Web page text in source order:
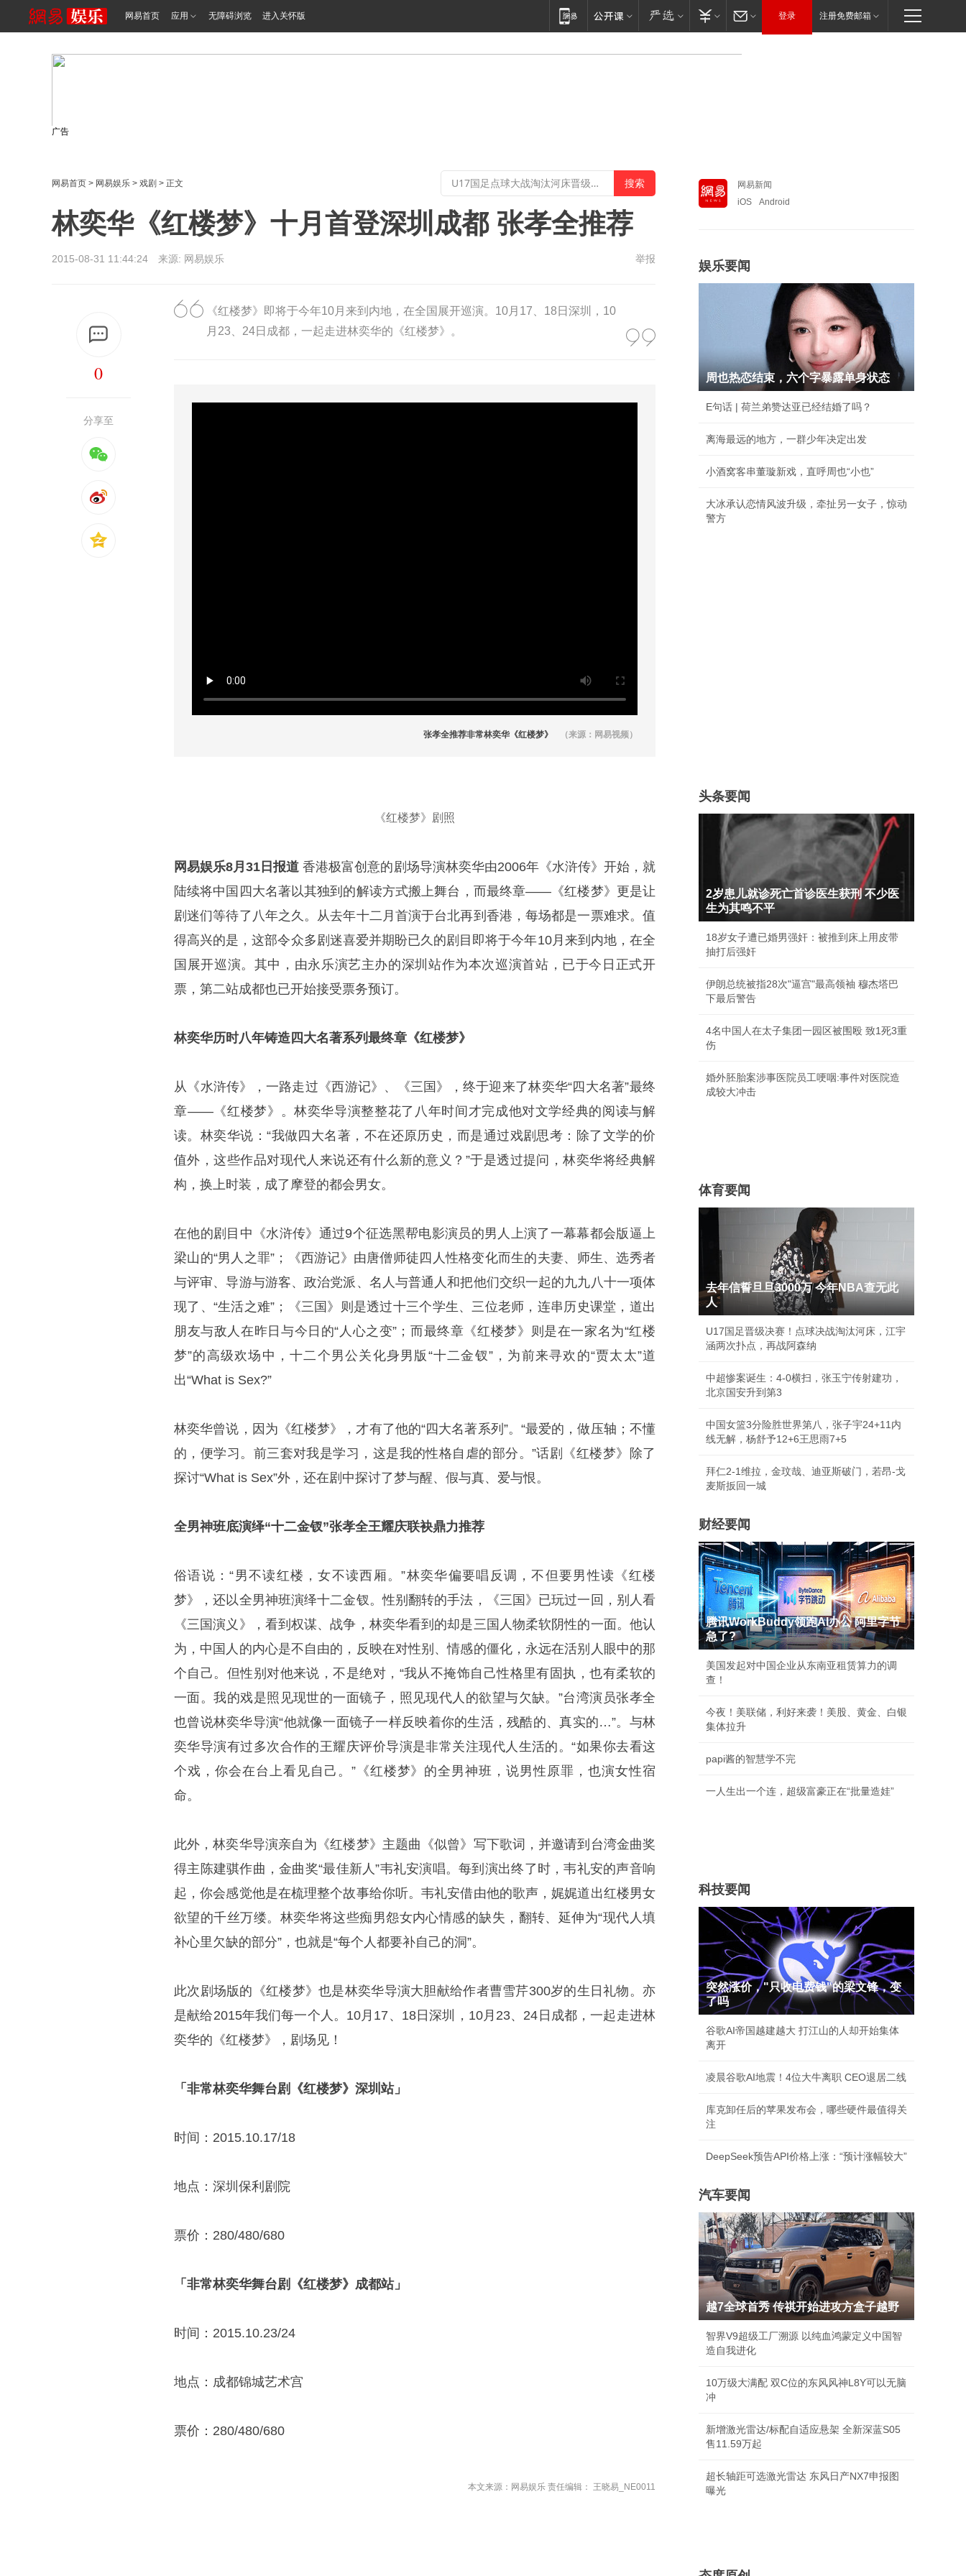
网易首页 应用 无障碍浏览 进入关怀版 登录 注册免费邮箱
广告
网易首页 > 网易娱乐 > 戏剧 > 正文
林奕华《红楼梦》十月首登深圳成都 张孝全推荐
2015-08-31 11:44:24 来源: 网易娱乐 举报
0
分享至
《红楼梦》即将于今年10月来到内地，在全国展开巡演。10月17、18日深圳，10
月23、24日成都，一起走进林奕华的《红楼梦》。
张孝全推荐非常林奕华《红楼梦》 （来源：网易视频）
《红楼梦》剧照
网易娱乐8月31日报道 香港极富创意的剧场导演林奕华由2006年《水浒传》开始，就
陆续将中国四大名著以其独到的解读方式搬上舞台，而最终章——《红楼梦》更是让
剧迷们等待了八年之久。从去年十二月首演于台北再到香港，每场都是一票难求。值
得高兴的是，这部令众多剧迷喜爱并期盼已久的剧目即将于今年10月来到内地，在全
国展开巡演。其中，由永乐演艺主办的深圳站作为本次巡演首站，已于今日正式开
票，第二站成都也已开始接受票务预订。
林奕华历时八年铸造四大名著系列最终章《红楼梦》
从《水浒传》，一路走过《西游记》、《三国》，终于迎来了林奕华“四大名著”最终
章——《红楼梦》。林奕华导演整整花了八年时间才完成他对文学经典的阅读与解
读。林奕华说：“我做四大名著，不在还原历史，而是通过戏剧思考：除了文学的价
值外，这些作品对现代人来说还有什么新的意义？”于是透过提问，林奕华将经典解
构，换上时装，成了摩登的都会男女。
在他的剧目中《水浒传》通过9个征选黑帮电影演员的男人上演了一幕幕都会版逼上
梁山的“男人之罪”；《西游记》由唐僧师徒四人性格变化而生的夫妻、师生、选秀者
与评审、导游与游客、政治党派、名人与普通人和把他们交织一起的九九八十一项体
现了、“生活之难”；《三国》则是透过十三个学生、三位老师，连串历史课堂，道出
朋友与敌人在昨日与今日的“人心之变”；而最终章《红楼梦》则是在一家名为“红楼
梦”的高级欢场中，十二个男公关化身男版“十二金钗”，为前来寻欢的“贾太太”道
出“What is Sex?”
林奕华曾说，因为《红楼梦》，才有了他的“四大名著系列”。“最爱的，做压轴；不懂
的，便学习。前三套对我是学习，这是我的性格自虐的部分。”话剧《红楼梦》除了
探讨“What is Sex”外，还在剧中探讨了梦与醒、假与真、爱与恨。
全男神班底演绎“十二金钗”张孝全王耀庆联袂鼎力推荐
俗语说：“男不读红楼，女不读西厢。”林奕华偏要唱反调，不但要男性读《红楼
梦》，还以全男神班演绎十二金钗。性别翻转的手法，《三国》已玩过一回，别人看
《三国演义》，看到权谋、战争，林奕华看到的却是三国人物柔软阴性的一面。他认
为，中国人的内心是不自由的，反映在对性别、情感的僵化，永远在活别人眼中的那
个自己。但性别对他来说，不是绝对，“我从不掩饰自己性格里有固执，也有柔软的
一面。我的戏是照见现世的一面镜子，照见现代人的欲望与欠缺。”台湾演员张孝全
也曾说林奕华导演“他就像一面镜子一样反映着你的生活，残酷的、真实的…”。与林
奕华导演有过多次合作的王耀庆评价导演是非常关注现代人生活的。“如果你去看这
个戏，你会在台上看见自己。”《红楼梦》的全男神班，说男性原罪，也演女性宿
命。
此外，林奕华导演亲自为《红楼梦》主题曲《似曾》写下歌词，并邀请到台湾金曲奖
得主陈建骐作曲，金曲奖“最佳新人”韦礼安演唱。每到演出终了时，韦礼安的声音响
起，你会感觉他是在梳理整个故事给你听。韦礼安借由他的歌声，娓娓道出红楼男女
欲望的千丝万缕。林奕华将这些痴男怨女内心情感的缺失，翻转、延伸为“现代人填
补心里欠缺的部分”，也就是“每个人都要补自己的洞”。
此次剧场版的《红楼梦》也是林奕华导演大胆献给作者曹雪芹300岁的生日礼物。亦
是献给2015年我们每一个人。10月17、18日深圳，10月23、24日成都，一起走进林
奕华的《红楼梦》，剧场见！
「非常林奕华舞台剧《红楼梦》深圳站」
时间：2015.10.17/18
地点：深圳保利剧院
票价：280/480/680
「非常林奕华舞台剧《红楼梦》成都站」
时间：2015.10.23/24
地点：成都锦城艺术宫
票价：280/480/680
本文来源：网易娱乐 责任编辑： 王晓易_NE0011
网易新闻
iOS
Android
娱乐要闻
周也热恋结束，六个字暴露单身状态
E句话 | 荷兰弟赞达亚已经结婚了吗？
离海最远的地方，一群少年决定出发
小酒窝客串董璇新戏，直呼周也“小也”
大冰承认恋情风波升级，牵扯另一女子，惊动
警方
头条要闻
2岁患儿就诊死亡首诊医生获刑 不少医
生为其鸣不平
18岁女子遭已婚男强奸：被推到床上用皮带
抽打后强奸
伊朗总统被指28次"逼宫"最高领袖 穆杰塔巴
下最后警告
4名中国人在太子集团一园区被围殴 致1死3重
伤
婚外胚胎案涉事医院员工哽咽:事件对医院造
成较大冲击
体育要闻
去年信誓旦旦3000万 今年NBA查无此
人
U17国足晋级决赛！点球决战淘汰河床，江宇
涵两次扑点，再战阿森纳
中超惨案诞生：4-0横扫，张玉宁传射建功，
北京国安升到第3
中国女篮3分险胜世界第八，张子宇24+11内
线无解，杨舒予12+6王思雨7+5
拜仁2-1维拉，金玟哉、迪亚斯破门，若昂-戈
麦斯扳回一城
财经要闻
腾讯WorkBuddy领跑AI办公 阿里字节
急了?
美国发起对中国企业从东南亚租赁算力的调
查！
今夜！美联储，利好来袭！美股、黄金、白银
集体拉升
papi酱的智慧学不完
一人生出一个连，超级富豪正在“批量造娃”
科技要闻
突然涨价，"只收电费钱"的梁文锋，变
了吗
谷歌AI帝国越建越大 打江山的人却开始集体
离开
凌晨谷歌AI地震！4位大牛离职 CEO退居二线
库克卸任后的苹果发布会，哪些硬件最值得关
注
DeepSeek预告API价格上涨：“预计涨幅较大”
汽车要闻
越7全球首秀 传祺开始进攻方盒子越野
智界V9超级工厂溯源 以纯血鸿蒙定义中国智
造自我进化
10万级大满配 双C位的东风风神L8Y可以无脑
冲
新增激光雷达/标配自适应悬架 全新深蓝S05
售11.59万起
超长轴距可选激光雷达 东风日产NX7申报图
曝光